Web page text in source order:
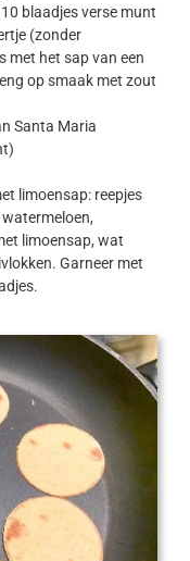
blaadjes verse munt
(zonder
met het sap van een
op smaak met zout
Santa Maria
limoensap: reepjes
limoensap, wat
Garneer met